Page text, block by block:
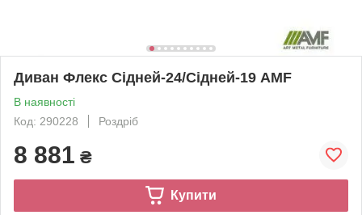
Диван Флекс Сідней-24/Сідней-19 AMF
В наявності
Код: 290228
Роздріб
8 881 ₴
Купити